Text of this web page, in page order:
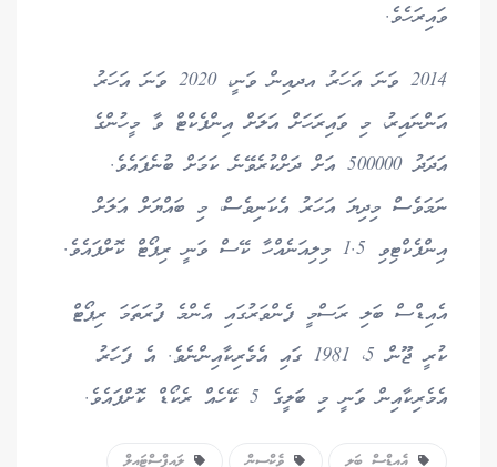
ވައިރަހެވެ.
2014 ވަނަ އަހަރު އދއިން ވަނީ، 2020 ވަނަ އަހަރު
އަންނައިރު، މި ވައިރަހަށް އަލަށް އިންފެކްޓް ވާ މީހުންގެ
އަދަދު 500000 އަށް ދަށްކުރެވޭނެ ކަމަށް ބުނެފައެވެ.
ނަމަވެސް މިދިޔަ އަހަރު އެކަނިވެސް، މި ބައްޔަށް އަލަށް
އިންފެކްޓިވި 1.5 މިލިއަނެއްހާ ކޭސް ވަނީ ރިޕޯޓް ކޮށްފައެވެ.
އެއިޑްސް ބަލި ރަސްމީ ފެންވަރުގައި އެންމެ ފުރަތަމަ ރިޕޯޓް
ކުރީ ޖޫން 5، 1981 ގައި އެމެރިކާއިންނެވެ. އެ ފަހަރު
އެމެރިކާއިން ވަނީ މި ބަލީގެ 5 ކޭހެއް ރެކޯޑް ކޮށްފައެވެ.
އެއިޑްސް ބަލި ވެކްސިން
ލައިފްސްޓައިލް